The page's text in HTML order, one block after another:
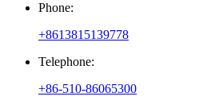
Phone:
+8613815139778
Telephone:
+86-510-86065300